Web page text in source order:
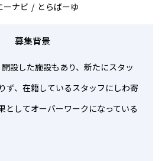
ーナビ とらばーゆ
募集背景
設した施設もあり、新たにスタッ
ず、在籍しているスタッフにしわ寄
としてオーバーワークになっている